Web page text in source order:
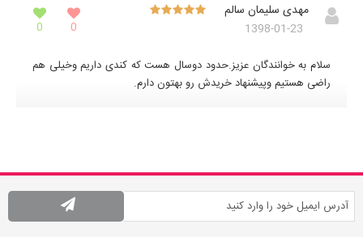
مهدی سلیمان سالم
1398-01-23
0
0
سلام به خوانندگان عزیز.حدود دوسال هست که کندی داریم وخیلی هم
راضی هستیم وپیشنهاد خریدش رو بهتون دارم.